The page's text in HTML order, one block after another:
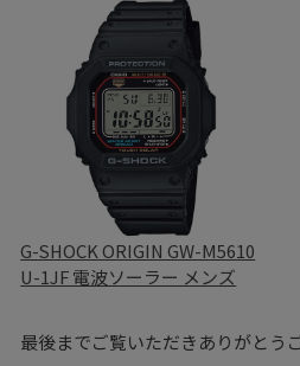
G-SHOCK ORIGIN GW-M5610
U-1JF 電波ソーラー メンズ
最後までご覧いただきありがとう